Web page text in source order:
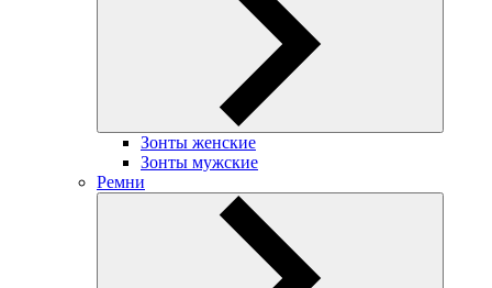
Зонты женские
Зонты мужские
Ремни